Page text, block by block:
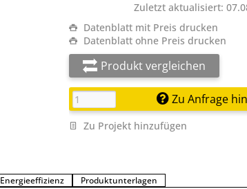
Zuletzt aktualisiert:
Datenblatt mit Preis drucken
Datenblatt ohne Preis drucken
Produkt vergleichen
Zu Anfrage
Zu Projekt hinzufügen
Energieeffizienz Produktunterlagen